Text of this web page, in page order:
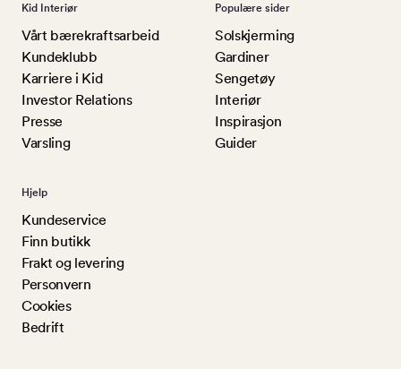
Kid Interiør
Vårt bærekraftsarbeid
Kundeklubb
Karriere i Kid
Investor Relations
Presse
Varsling
Populære sider
Solskjerming
Gardiner
Sengetøy
Interiør
Inspirasjon
Guider
Hjelp
Kundeservice
Finn butikk
Frakt og levering
Personvern
Cookies
Bedrift